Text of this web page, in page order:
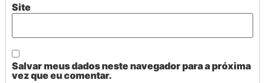
Site
Salvar meus dados neste navegador para a próxima
vez que eu comentar.